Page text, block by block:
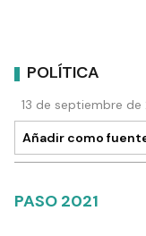
POLÍTICA
13 de septiembre de
Añadir como
PASO 2021